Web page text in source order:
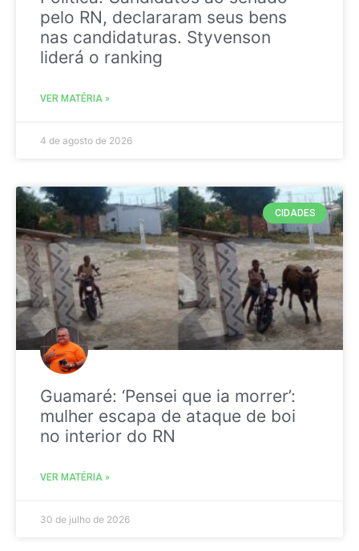
pelo RN, declararam seus bens
nas candidaturas. Styvenson
liderá o ranking
VER MATÉRIA »
4 de agosto de 2026
CIDADES
Guamaré: ‘Pensei que ia morrer’:
mulher escapa de ataque de boi
no interior do RN
VER MATÉRIA »
30 de julho de 2026